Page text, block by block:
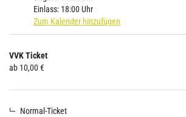
Einlass: 18:00Uhr
Zum Kalender hinzufügen
Unkategorisierte
VVK Ticket
ab 10,00 €
Normal-Ticket